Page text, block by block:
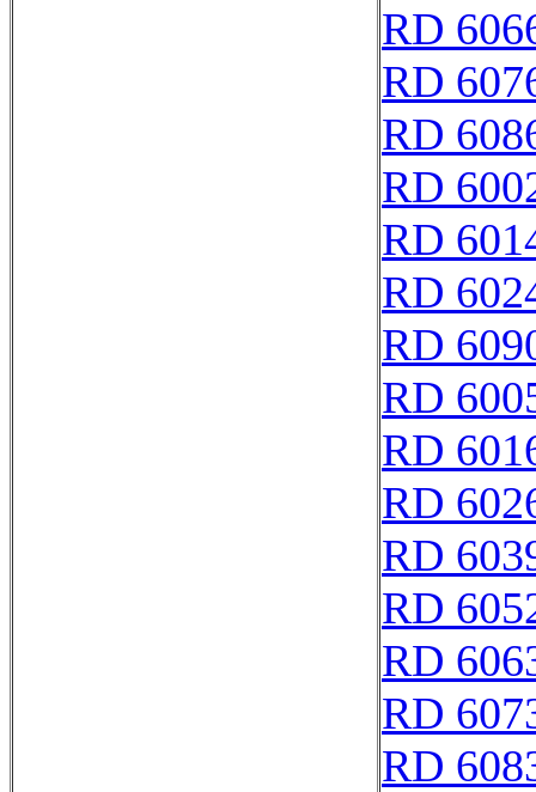
RD
RD
RD
RD
RD
RD
RD
RD
RD
RD
RD
RD
RD
RD
RD